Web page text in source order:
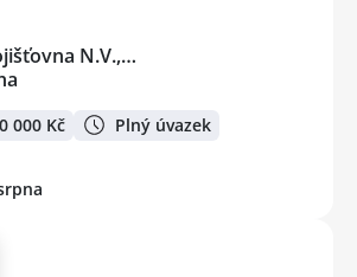
N.V.,…
000 Kč Plný úvazek